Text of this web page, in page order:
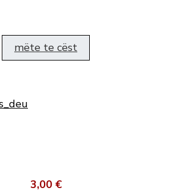
mëte te cëst
3,00 €